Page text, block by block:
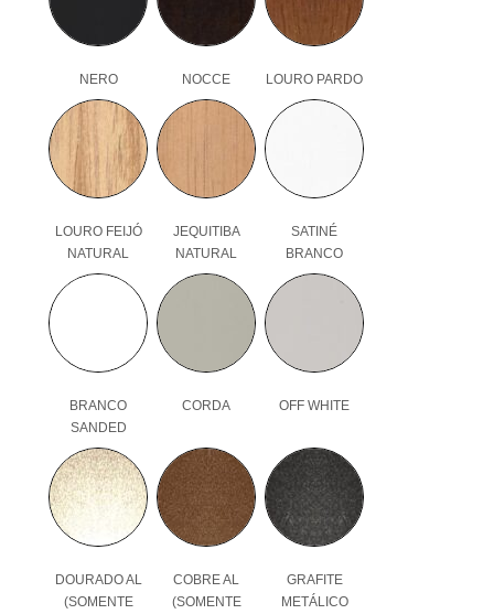
NERO NOCCE LOURO PARDO
LOURO FEIJÓ
NATURAL
JEQUITIBA
NATURAL
SATINÉ
BRANCO
BRANCO
SANDED
CORDA OFF WHITE
DOURADO AL
(SOMENTE
COBRE AL
(SOMENTE
GRAFITE
METÁLICO